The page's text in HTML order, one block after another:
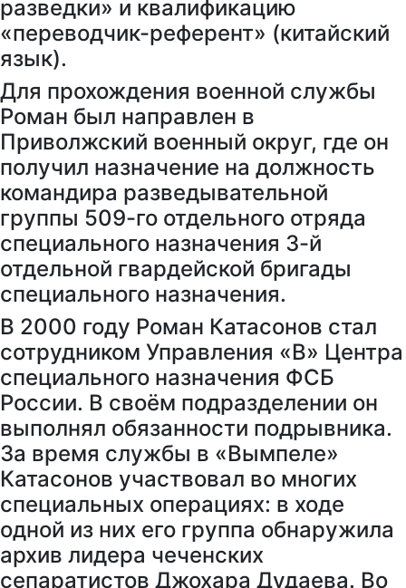
разведки» и квалификацию
«переводчик-референт» (китайский
язык).
Для прохождения военной службы
Роман был направлен в
Приволжский военный округ, где он
получил назначение на должность
командира разведывательной
группы 509-го отдельного отряда
специального назначения 3-й
отдельной гвардейской бригады
специального назначения.
В 2000 году Роман Катасонов стал
сотрудником Управления «В» Центра
специального назначения ФСБ
России. В своём подразделении он
выполнял обязанности подрывника.
За время службы в «Вымпеле»
Катасонов участвовал во многих
специальных операциях: в ходе
одной из них его группа обнаружила
архив лидера чеченских
сепаратистов Джохара Дудаева. Во